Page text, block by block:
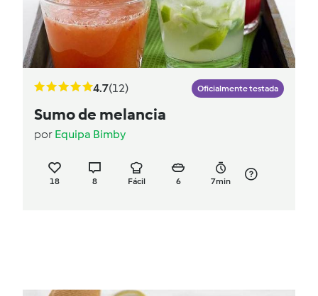
4.7(12) Oficialmente testada
Sumo de melancia
por Equipa Bimby
18 8 Fácil 6 7min